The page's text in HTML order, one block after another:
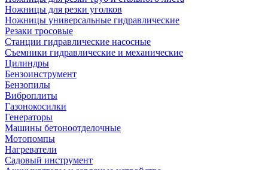
Ножницы для резки уголков
Ножницы универсальные гидравлические
Резаки тросовые
Станции гидравлические насосные
Съемники гидравлические и механические
Цилиндры
Бензоинструмент
Бензопилы
Виброплиты
Газонокосилки
Генераторы
Машины бетоноотделочные
Мотопомпы
Нагреватели
Садовый инструмент